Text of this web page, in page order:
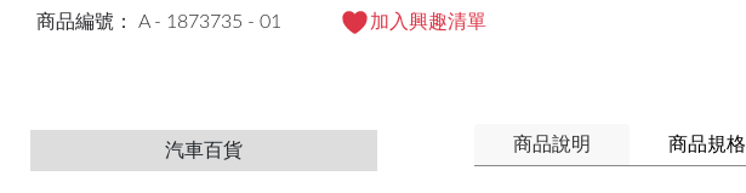
商品編號： A - 1873735 - 01 加入興趣清單
汽車百貨 商品說明 商品規格